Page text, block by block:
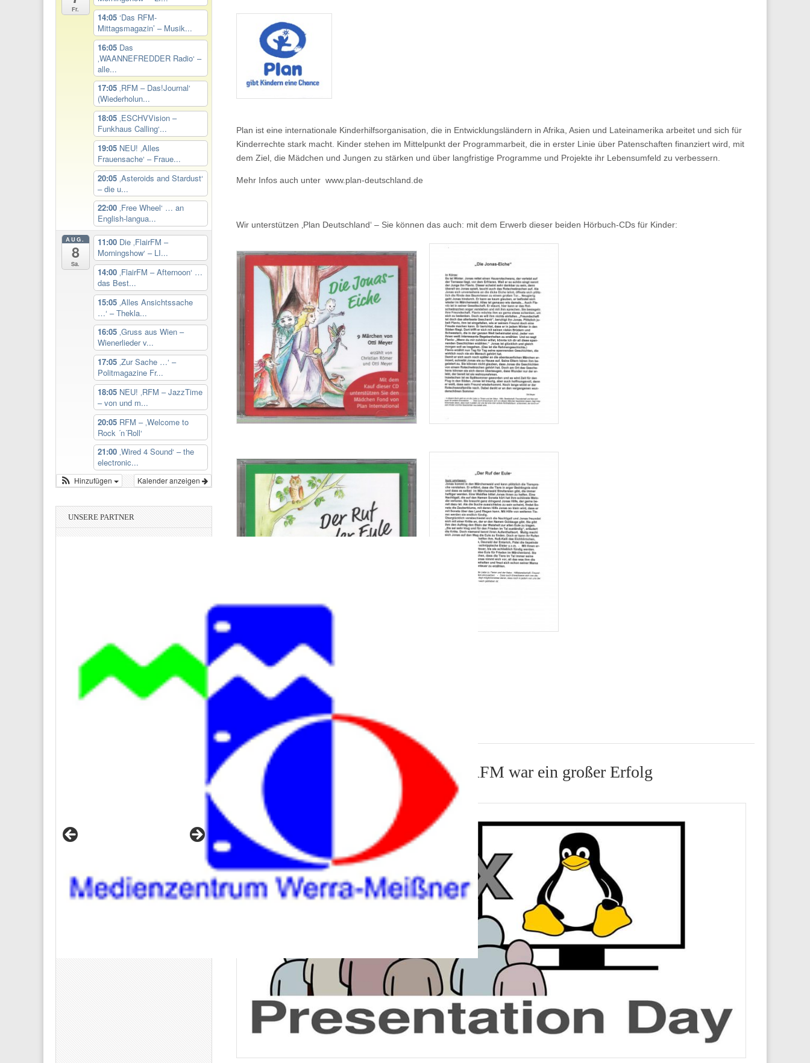
Plan ist eine internationale Kinderhilfsorganisation, die in Entwicklungsländern in Afrika, Asien und Lateinamerika arbeitet und sich für
Kinderrechte stark macht. Kinder stehen im Mittelpunkt der Programmarbeit, die in erster Linie über Patenschaften finanziert wird, mit
dem Ziel, die Mädchen und Jungen zu stärken und über langfristige Programme und Projekte ihr Lebensumfeld zu verbessern.
Mehr Infos auch unter www.plan-deutschland.de
Wir unterstützen ‚Plan Deutschland‘ – Sie können das auch: mit dem Erwerb dieser beiden Hörbuch-CDs für Kinder:
Die CDs kosten 9,50 € ggf. zzgl. Versand.
Mehr Informationen unter
hoereservice@radiorfm.de
Der „Linux Presentation Day“ bei RFM war ein großer Erfolg
Fr.
14:05 ‘Das RFM-
Mittagsmagazin’ – Musik...
16:05 Das
‚WAANNEFREDDER Radio‘ –
alle...
17:05 ‚RFM – Das!Journal‘
(Wiederholun...
18:05 ‚ESCHVVision –
Funkhaus Calling‘...
19:05 NEU! ‚Alles
Frauensache‘ – Fraue...
20:05 ‚Asteroids and Stardust‘
– die u...
22:00 ‚Free Wheel‘ … an
English-langua...
AUG.
8
Sa.
11:00 Die ‚FlairFM –
Morningshow‘ – LI...
14:00 ‚FlairFM – Afternoon‘ …
das Best...
15:05 ‚Alles Ansichtssache
…‘ – Thekla...
16:05 ‚Gruss aus Wien –
Wienerlieder v...
17:05 ‚Zur Sache …‘ –
Politmagazine Fr...
18:05 NEU! ‚RFM – JazzTime
– von und m...
20:05 RFM – ‚Welcome to
Rock ´n´Roll‘
21:00 ‚Wired 4 Sound‘ – the
electronic...
Kalender anzeigen
Hinzufügen
UNSERE PARTNER